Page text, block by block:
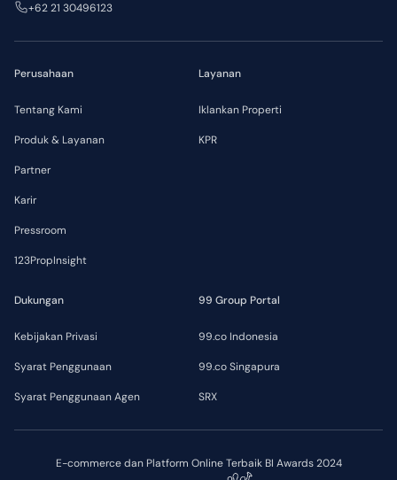
E-commerce dan Platform Online Terbaik BI Awards 2024
Perusahaan
Tentang Kami
Produk & Layanan
Partner
Karir
Pressroom
123PropInsight
Layanan
Iklankan Properti
KPR
Dukungan
Kebijakan Privasi
Syarat Penggunaan
Syarat Penggunaan Agen
99 Group Portal
99.co Indonesia
99.co Singapura
SRX
+62 21 30496123